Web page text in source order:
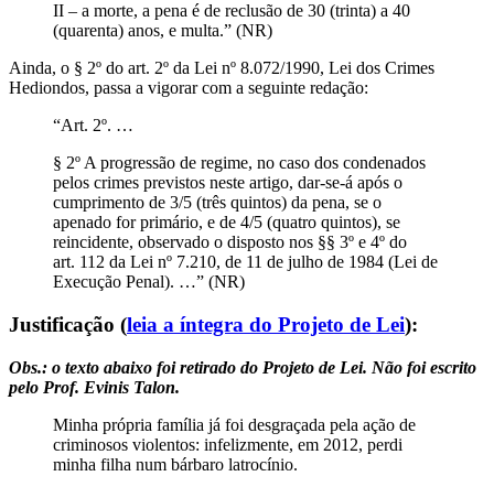
II – a morte, a pena é de reclusão de 30 (trinta) a 40
(quarenta) anos, e multa.” (NR)
Ainda, o § 2º do art. 2º da Lei nº 8.072/1990, Lei dos Crimes
Hediondos, passa a vigorar com a seguinte redação:
“Art. 2º. …
§ 2º A progressão de regime, no caso dos condenados
pelos crimes previstos neste artigo, dar-se-á após o
cumprimento de 3/5 (três quintos) da pena, se o
apenado for primário, e de 4/5 (quatro quintos), se
reincidente, observado o disposto nos §§ 3º e 4º do
art. 112 da Lei nº 7.210, de 11 de julho de 1984 (Lei de
Execução Penal). …” (NR)
Justificação (leia a íntegra do Projeto de Lei):
Obs.: o texto abaixo foi retirado do Projeto de Lei. Não foi escrito
pelo Prof. Evinis Talon.
Minha própria família já foi desgraçada pela ação de
criminosos violentos: infelizmente, em 2012, perdi
minha filha num bárbaro latrocínio.